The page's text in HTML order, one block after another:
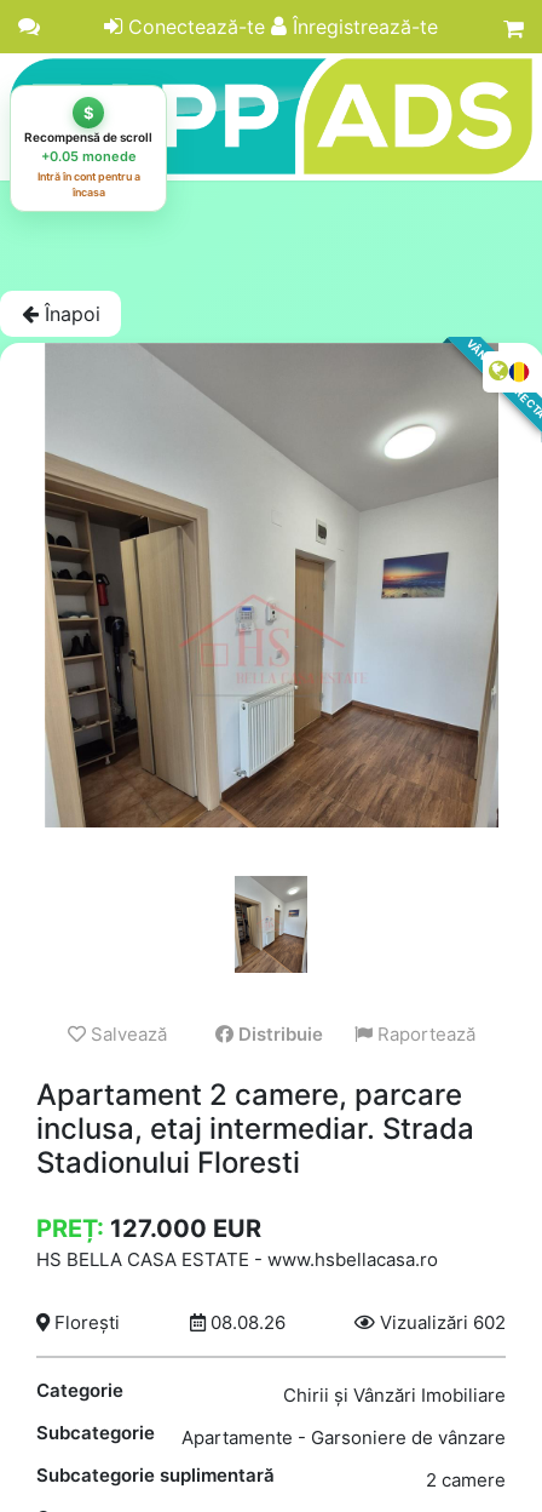
Conectează-te Înregistrează-te
Înapoi
VÂNZARE
Salvează Distribuie Raportează
Apartament 2 camere, parcare
inclusa, etaj intermediar. Strada
Stadionului Floresti
PREȚ: 127.000 EUR
HS BELLA CASA ESTATE - www.hsbellacasa.ro
Florești 08.08.26 Vizualizări 602
Categorie
Chirii și Vânzări Imobiliare
Subcategorie
Apartamente - Garsoniere de vânzare
Subcategorie suplimentară
2 camere